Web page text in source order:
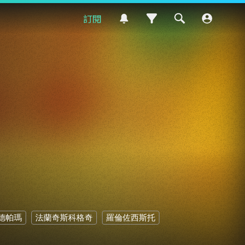
訂閱
帕瑪 法蘭奇斯科格奇 羅倫佐西斯托